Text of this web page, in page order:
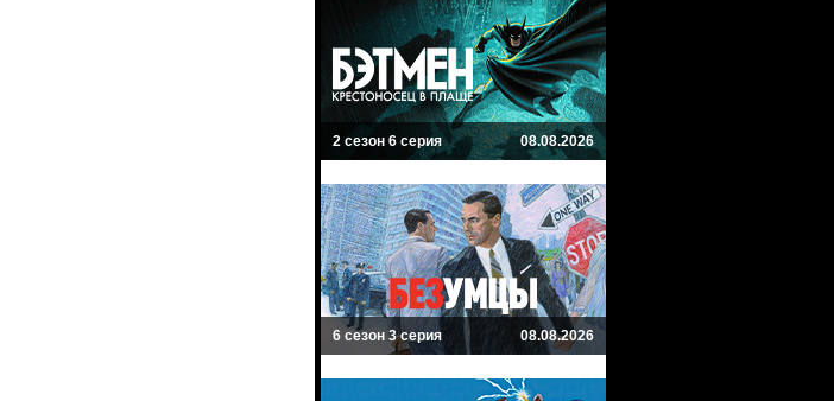
2 сезон 6 серия 08.08.2026
6 сезон 3 серия 08.08.2026